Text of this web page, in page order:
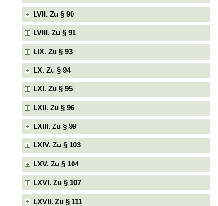
LVII. Zu § 90
LVIII. Zu § 91
LIX. Zu § 93
LX. Zu § 94
LXI. Zu § 95
LXII. Zu § 96
LXIII. Zu § 99
LXIV. Zu § 103
LXV. Zu § 104
LXVI. Zu § 107
LXVII. Zu § 111